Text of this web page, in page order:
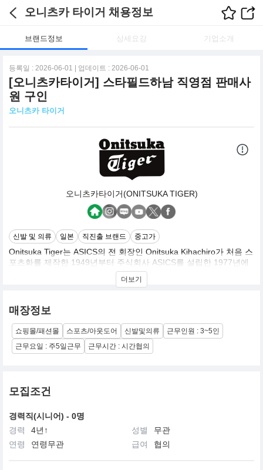
오니츠카 타이거 채용정보
브랜드정보 상세요강 기업소개
등록일 : 2026-06-01 | 업데이트 : 2026-06-01
[오니츠카타이거] 스타필드하남 직영점 판매사
원 구인
오니츠카 타이거
오니츠카타이거(ONITSUKA TIGER)
신발 및 의류 일본 직진출 브랜드 중고가
Onitsuka Tiger는 ASICS의 전 회장인 Onitsuka Kihachiro가 처음 스
포츠화를 제작한 1949년부터 주식회사 ASICS를 설립한 1977년에
이르기까지 제조하고 있던 SHOES 브랜드로, 2002년 9월부터 새롭
게 Life Style Fashion Shoes로 본격적으로 전개해, 전세계의 젊은
본격 전개 이후, 순조롭게 판매를 늘려, 2003년 4월 첫 직영점
Onitsuka Tiger Tokyo를 오픈 하였고, 그 해 가을부터는 T-Shirts,
Jacket 등의 Apparel 상품과 Bag 류도 전개하고 있습니다.
ASICS에서는, 이러한 Life Style 시장대응 강화를 중기 경영계획
Onitsuka Tiger 브랜드를 ASICS 브랜드와 대등한 글로벌 브랜드로
키워 판매의 확대를 목표로 합니다.
더보기
매장정보
쇼핑몰/패션몰 스포츠/아웃도어 신발및의류
근무인원 : 3~5인
근무요일 : 주5일근무
근무시간 : 시간협의
모집조건
경력직(시니어) - 0명
경력
4년↑ 성별
무관
연령
연령무관 급여 협의